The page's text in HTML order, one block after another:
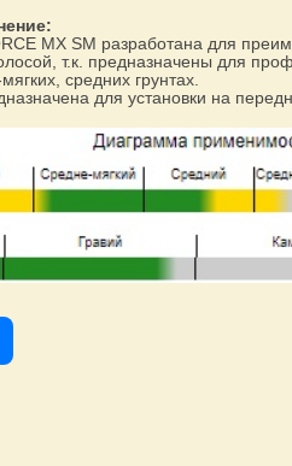
MX SM разработана для
т.к. предназначены для
средних грунтах.
для установки на